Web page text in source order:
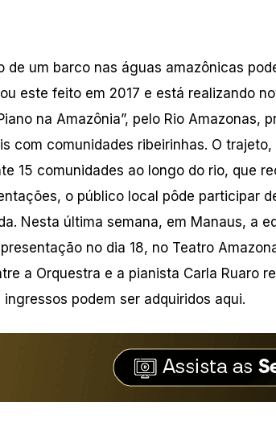
de um barco nas águas amazônicas
este feito em 2017 e está realizando
na Amazônia”, pelo Rio
com comunidades ribeirinhas. O
15 comunidades ao longo do rio, que
o público local pôde participar
Nesta última semana, em Manaus, a
no dia 18, no Teatro
a Orquestra e a pianista Carla Ruaro
ingressos podem ser adquiridos aqui.